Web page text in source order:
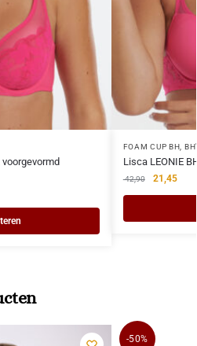
FOAM CUP BH,
Lisca LEONIE
42,90 21,45
-50%